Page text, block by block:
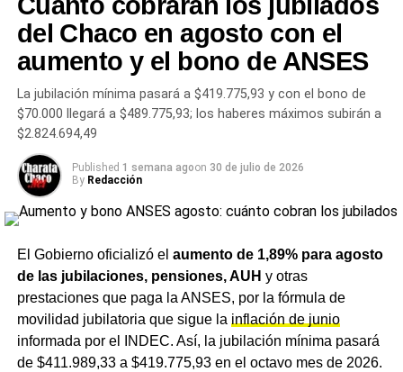
registraron1,168 millones de toneladas res con hueso,
una caída del 7,3% respecto del mismo período de
El consumo aparente acumulado en ese lapso
rondó las 855.750 toneladas, lo que implica unas 106.700
toneladas menos que un año atrás, una reducción del
11,1%. La contracara de ese cuadro está en las
exportaciones: en el mismo período se embarcaron cerca
de 312.200 toneladas, un crecimiento del 5,1% interanual
impulsado principalmente por la demanda de Estados
Unidos.
el sector viene de dos años de precios históricos
sostenidos,el dato de CICCRA enciende una señal de
alerta sobre el mercado interno.La caída del consumo
doméstico presiona sobre la demanda en los remates
locales, aun cuando las exportaciones ofrecen un canal
del Chaco en agosto con el
aumento y el bono de ANSES
La jubilación mínima pasará a $419.775,93 y con el bono de
$70.000 llegará a $489.775,93; los haberes máximos subirán a
$2.824.694,49
Published 1 semana agoon 30 de julio de 2026
By Redacción
El Gobierno oficializó el aumento de 1,89% para agosto
de las jubilaciones, pensiones, AUH y otras
prestaciones que paga la ANSES, por la fórmula de
movilidad jubilatoria que sigue la inflación de junio
informada por el INDEC. Así, la jubilación mínima pasará
de $411.989,33 a $419.775,93 en el octavo mes de 2026.